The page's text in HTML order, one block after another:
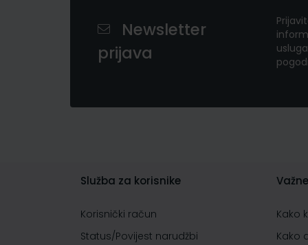
Newsletter
prijava
Služba za korisnike
Korisnički račun
Status/Povijest narudžbi
Kako
Kako